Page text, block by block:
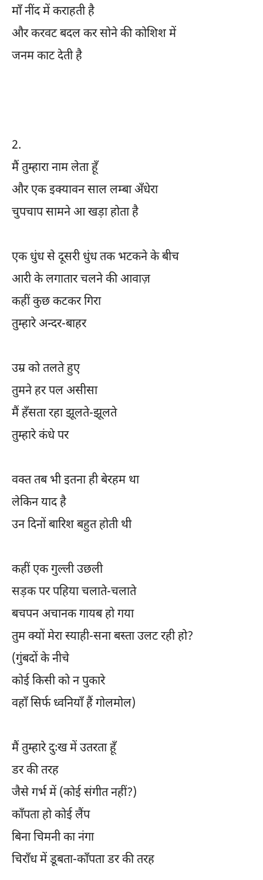
माँ नींद में कराहती है
और करवट बदल कर सोने की कोशिश में
जनम काट देती है
2.
मैं तुम्हारा नाम लेता हूँ
और एक इक्यावन साल लम्बा अँधेरा
चुपचाप सामने आ खड़ा होता है
एक धुंध से दूसरी धुंध तक भटकने के बीच
आरी के लगातार चलने की आवाज़
कहीं कुछ कटकर गिरा
तुम्हारे अन्दर-बाहर
उम्र को तलते हुए
तुमने हर पल असीसा
मैं हँसता रहा झूलते-झूलते
तुम्हारे कंधे पर
वक्त तब भी इतना ही बेरहम था
लेकिन याद है
उन दिनों बारिश बहुत होती थी
कहीं एक गुल्ली उछली
सड़क पर पहिया चलाते-चलाते
बचपन अचानक गायब हो गया
तुम क्यों मेरा स्याही-सना बस्ता उलट रही हो?
(गुंबदों के नीचे
कोई किसी को न पुकारे
वहाँ सिर्फ ध्वनियाँ हैं गोलमोल)
मैं तुम्हारे दुःख में उतरता हूँ
डर की तरह
जैसे गर्भ में (कोई संगीत नहीं?)
काँपता हो कोई लैंप
बिना चिमनी का नंगा
चिराँध में डूबता-काँपता डर की तरह